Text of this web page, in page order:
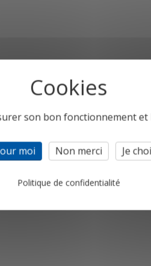
son bon fonctionnement
moi Non merci Je
Politique de confidentialité